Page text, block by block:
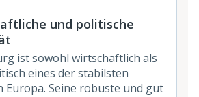
und politische
ist sowohl wirtschaftlich als
eines der stabilsten
Europa. Seine robuste und gut